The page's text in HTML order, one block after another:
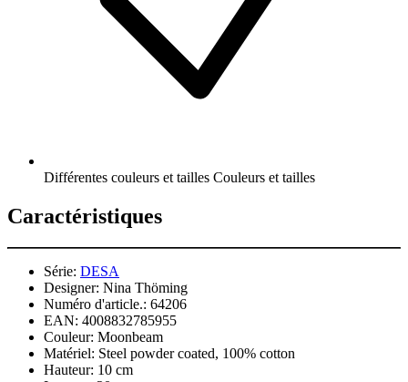
Différentes couleurs et tailles Couleurs et tailles
Caractéristiques
Série: DESA
Designer: Nina Thöming
Numéro d'article.: 64206
EAN: 4008832785955
Couleur: Moonbeam
Matériel: Steel powder coated, 100% cotton
Hauteur: 10 cm